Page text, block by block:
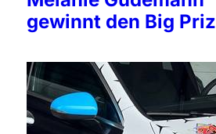
gewinnt den Big